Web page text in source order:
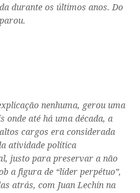
durante os últimos anos. Do
nenhuma, gerou uma
onde até há uma década, a
cargos era considerada
atividade política
justo para preservar a não
a figura de “líder perpétuo”,
atrás, com Juan Lechín na